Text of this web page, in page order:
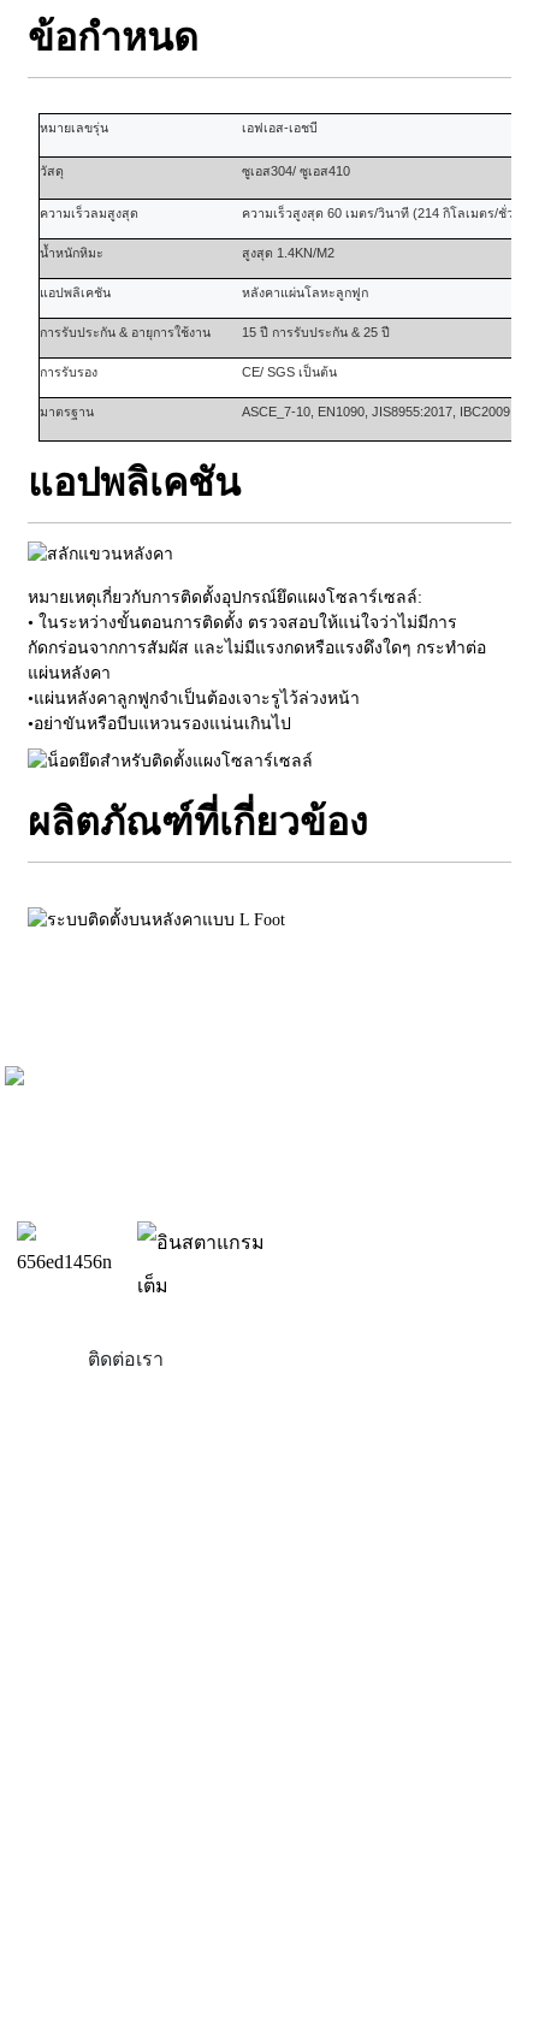
ข้อกำหนด
หมายเลขรุ่น เอฟเอส-เอชบี
วัสดุ ซูเอส304/ ซูเอส410
ความเร็วลมสูงสุด ความเร็วสูงสุด 60 เมตร/วินาที (214 กิโลเมตร/ชั่วโมง)
น้ำหนักหิมะ สูงสุด 1.4KN/M2
แอปพลิเคชัน หลังคาแผ่นโลหะลูกฟูก
การรับประกัน & อายุการใช้งาน 15 ปี การรับประกัน & 25 ปี
การรับรอง CE/ SGS เป็นต้น
มาตรฐาน ASCE_7-10, EN1090, JIS8955:2017, IBC2009
แอปพลิเคชัน
หมายเหตุเกี่ยวกับการติดตั้งอุปกรณ์ยึดแผงโซลาร์เซลล์:
• ในระหว่างขั้นตอนการติดตั้ง ตรวจสอบให้แน่ใจว่าไม่มีการ
กัดกร่อนจากการสัมผัส และไม่มีแรงกดหรือแรงดึงใดๆ กระทำต่อ
แผ่นหลังคา
•แผ่นหลังคาลูกฟูกจำเป็นต้องเจาะรูไว้ล่วงหน้า
•อย่าขันหรือบีบแหวนรองแน่นเกินไป
ผลิตภัณฑ์ที่เกี่ยวข้อง
ติดต่อเรา